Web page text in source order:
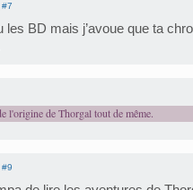
#7
les BD mais j’avoue que ta
l'origine de Thorgal tout de même.
#9